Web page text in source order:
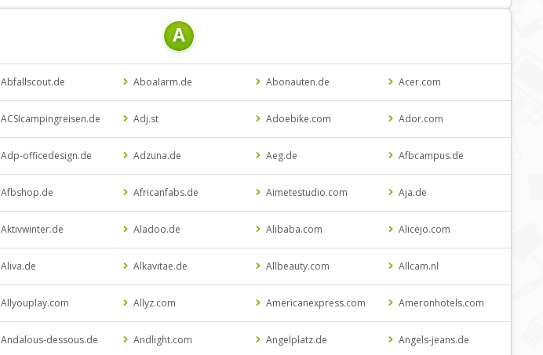
A
Abfallscout.de Aboalarm.de Abonauten.de Acer.com
ACSIcampingreisen.de Adj.st Adoebike.com Ador.com
Adp-officedesign.de Adzuna.de Aeg.de Afbcampus.de
Afbshop.de Africanfabs.de Aimetestudio.com Aja.de
Aktivwinter.de Aladoo.de Alibaba.com Alicejo.com
Aliva.de Alkavitae.de Allbeauty.com Allcam.nl
Allyouplay.com Allyz.com Americanexpress.com Ameronhotels.com
Andalous-dessous.de Andlight.com Angelplatz.de Angels-jeans.de